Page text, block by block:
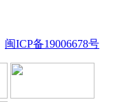
闽ICP备19006678号